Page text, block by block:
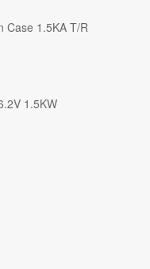
Case 1.5KA T/R
1.5KW